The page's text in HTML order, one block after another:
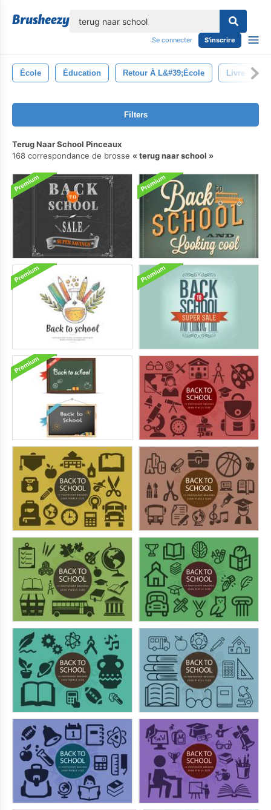
Se connecter S'inscrire
École Éducation Retour À L&#39;école Livre
Filters
Terug Naar School Pinceaux
168 correspondance de brosse
terug naar school